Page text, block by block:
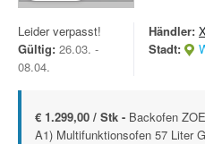
Leider verpasst!
Gültig: 26.03. -
08.04.
Händler:
Stadt:
€ 1.299,00 / Stk - Backofen
A1) Multifunktionsofen 57 Liter